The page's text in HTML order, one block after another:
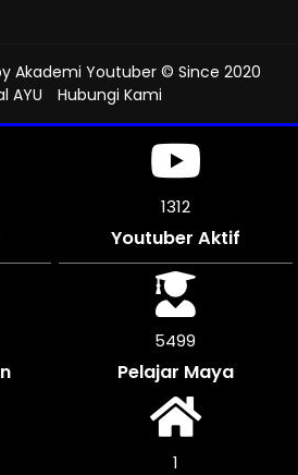
Akademi Youtuber © Since 2020
AYU
Hubungi Kami
1312
Youtuber Aktif
5913
Pelajar Maya
1